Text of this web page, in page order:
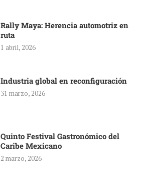
Rally Maya: Herencia automotriz en
ruta
1 abril, 2026
Industria global en reconfiguración
31 marzo, 2026
Quinto Festival Gastronómico del
Caribe Mexicano
2 marzo, 2026